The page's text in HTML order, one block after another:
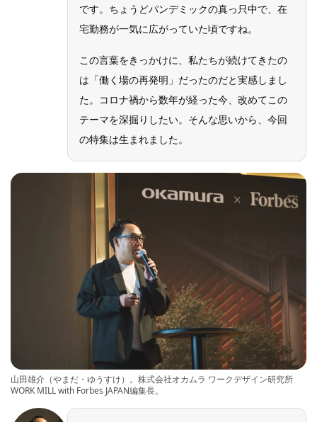
です。ちょうどパンデミックの真っ只中で、在
宅勤務が一気に広がっていた頃ですね。
この言葉をきっかけに、私たちが続けてきたの
は「働く場の再発明」だったのだと実感しまし
た。コロナ禍から数年が経った今、改めてこの
テーマを深掘りしたい。そんな思いから、今回
の特集は生まれました。
山田雄介（やまだ・ゆうすけ）。株式会社オカムラ ワークデザイン研究所
WORK MILL with Forbes JAPAN編集長。